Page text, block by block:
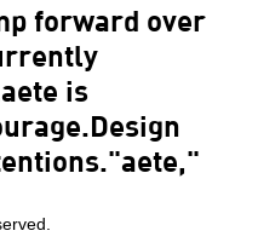
forward over
is